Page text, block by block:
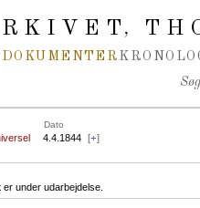
,
DOKUMENTER
Søg
Dato
4.4.1844 [+]
under udarbejdelse.